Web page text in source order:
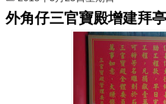
外角仔三官寶殿增建拜